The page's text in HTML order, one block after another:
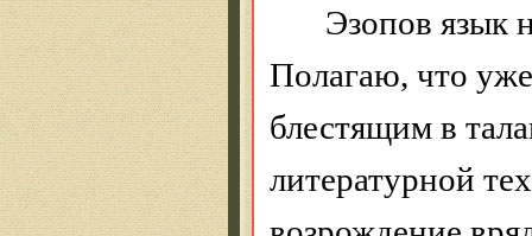
Эзопов язык
Полагаю, что
блестящим в
литературной